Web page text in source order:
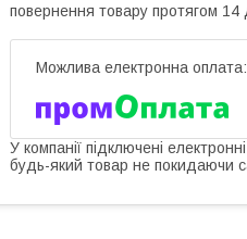
повернення товару протягом 14
У компанії підключені
будь-який товар не покидаючи